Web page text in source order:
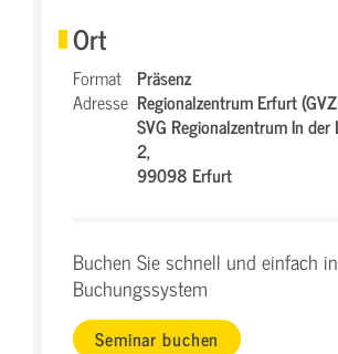
Ort
Format Präsenz
Adresse Regionalzentrum Erfurt
SVG Regionalzentrum In der
2,
99098 Erfurt
Buchen Sie schnell und einfach
Buchungssystem
Seminar buchen